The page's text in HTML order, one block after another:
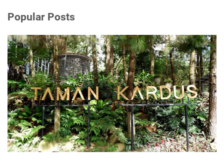
Popular Posts